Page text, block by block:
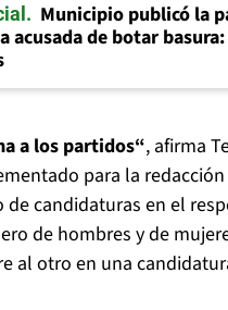
Municipio publicó la
acusada de botar
a los partidos“, afirma
para la
candidaturas en el
de hombres y de
al otro en una